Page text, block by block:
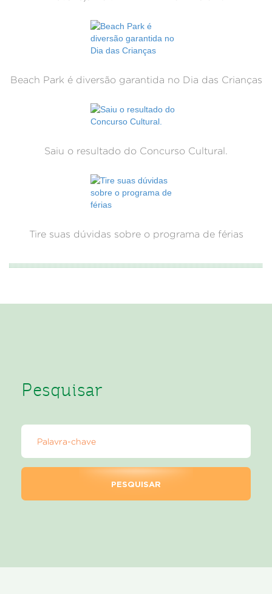
Beach Park é diversão garantida no Dia das Crianças
Saiu o resultado do Concurso Cultural.
Tire suas dúvidas sobre o programa de férias
Pesquisar